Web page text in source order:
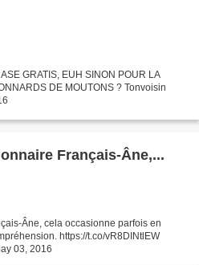
GRATIS, EUH SINON POUR LA
DE MOUTONS ? Tonvoisin
Français-Âne,...
Âne, cela occasionne parfois en
https://t.co/vR8DINtlEW
03, 2016